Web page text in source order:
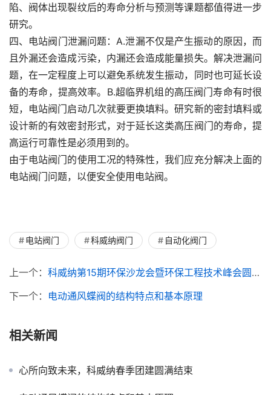
陷、阀体出现裂纹后的寿命分析与预测等课题都值得进一步
研究。
四、电站阀门泄漏问题：A.泄漏不仅是产生振动的原因，而
且外漏还会造成污染，内漏还会造成能量损失。解决泄漏问
题，在一定程度上可以避免系统发生振动，同时也可延长设
备的寿命，提高效率。B.超临界机组的高压阀门寿命有时很
短，电站阀门启动几次就要更换填料。研究新的密封填料或
设计新的有效密封形式，对于延长这类高压阀门的寿命，提
高运行可靠性是必须用到的。
由于电站阀门的使用工况的特殊性，我们应充分解决上面的
电站阀门问题，以便安全使用电站阀。
电站阀门 科威纳阀门 自动化阀门
上一个： 科威纳第15期环保沙龙会暨环保工程技术峰会圆满闭幕
下一个： 电动通风蝶阀的结构特点和基本原理
相关新闻
心所向致未来，科威纳春季团建圆满结束